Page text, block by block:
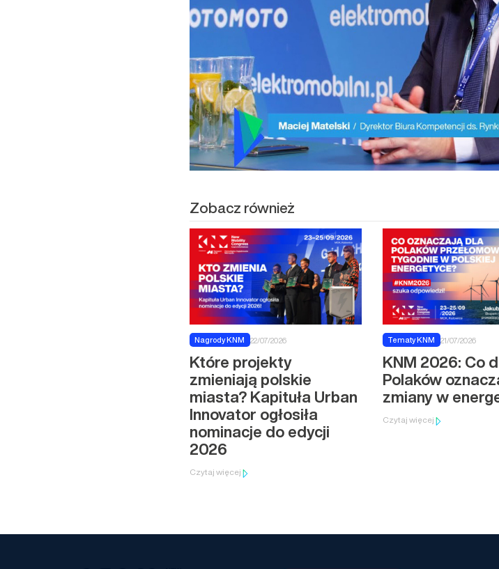
Zobacz również
Nagrody KNM 22/07/2026
Które projekty
zmieniają polskie
miasta? Kapituła Urban
Innovator ogłosiła
nominacje do edycji
2026
Czytaj więcej
Tematy KNM 21/07/2026
KNM 2026: Co
Polaków
zmiany w
Czytaj więcej